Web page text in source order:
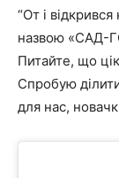
“От і
назвою «САД-
Питайте, що
Спробую
для нас,